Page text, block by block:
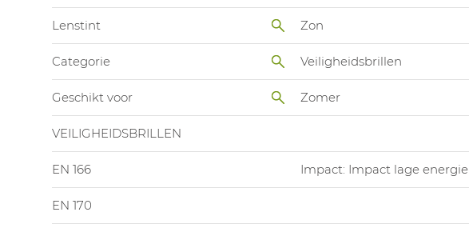
Lenstint Zon
Categorie Veiligheidsbrillen
Geschikt voor Zomer
VEILIGHEIDSBRILLEN
EN 166 Impact: Impact lage energie
EN 170